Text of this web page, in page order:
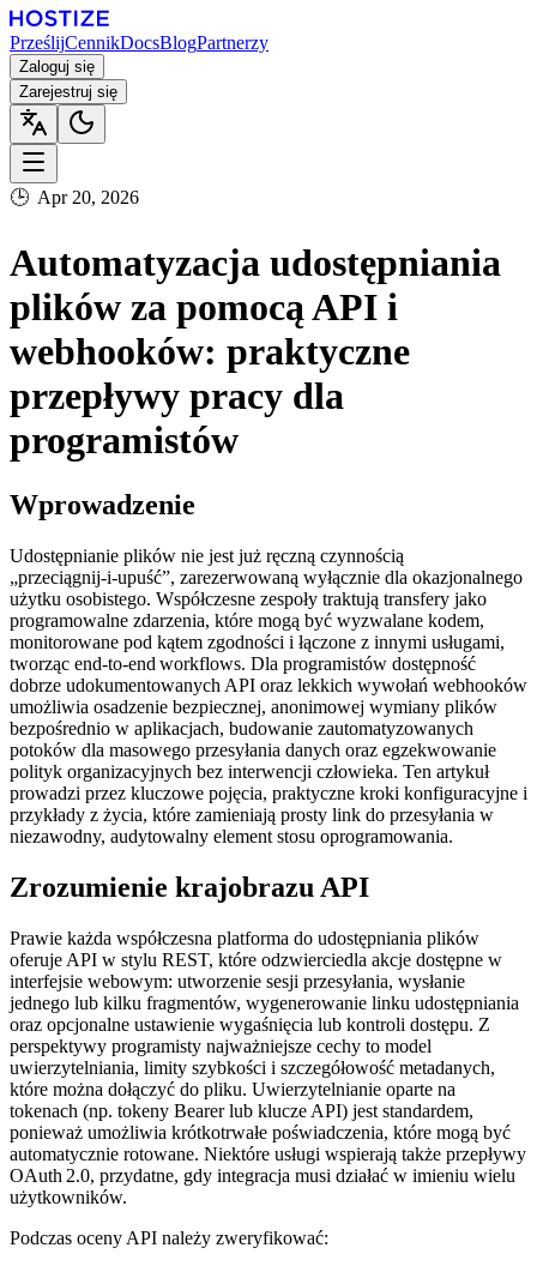
PrześlijCennikDocsBlogPartnerzy
Zaloguj się
Zarejestruj się
🕒 Apr 20, 2026
Automatyzacja udostępniania
plików za pomocą API i
webhooków: praktyczne
przepływy pracy dla
programistów
Wprowadzenie
Udostępnianie plików nie jest już ręczną czynnością
„przeciągnij‑i‑upuść”, zarezerwowaną wyłącznie dla okazjonalnego
użytku osobistego. Współczesne zespoły traktują transfery jako
programowalne zdarzenia, które mogą być wyzwalane kodem,
monitorowane pod kątem zgodności i łączone z innymi usługami,
tworząc end‑to‑end workflows. Dla programistów dostępność
dobrze udokumentowanych API oraz lekkich wywołań webhooków
umożliwia osadzenie bezpiecznej, anonimowej wymiany plików
bezpośrednio w aplikacjach, budowanie zautomatyzowanych
potoków dla masowego przesyłania danych oraz egzekwowanie
polityk organizacyjnych bez interwencji człowieka. Ten artykuł
prowadzi przez kluczowe pojęcia, praktyczne kroki konfiguracyjne i
przykłady z życia, które zamieniają prosty link do przesyłania w
niezawodny, audytowalny element stosu oprogramowania.
Zrozumienie krajobrazu API
Prawie każda współczesna platforma do udostępniania plików
oferuje API w stylu REST, które odzwierciedla akcje dostępne w
interfejsie webowym: utworzenie sesji przesyłania, wysłanie
jednego lub kilku fragmentów, wygenerowanie linku udostępniania
oraz opcjonalne ustawienie wygaśnięcia lub kontroli dostępu. Z
perspektywy programisty najważniejsze cechy to model
uwierzytelniania, limity szybkości i szczegółowość metadanych,
które można dołączyć do pliku. Uwierzytelnianie oparte na
tokenach (np. tokeny Bearer lub klucze API) jest standardem,
ponieważ umożliwia krótkotrwałe poświadczenia, które mogą być
automatycznie rotowane. Niektóre usługi wspierają także przepływy
OAuth 2.0, przydatne, gdy integracja musi działać w imieniu wielu
użytkowników.
Podczas oceny API należy zweryfikować: